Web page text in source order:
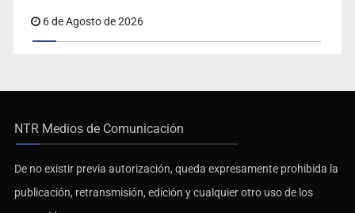
6 de Agosto de 2026
NTR Medios de Comunicación
De no existir previa autorización, queda expresamente prohibida la
publicación, retransmisión, edición y cualquier otro uso de los